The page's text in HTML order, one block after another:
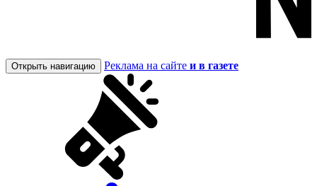
Открыть навигацию Реклама на сайте и в газете